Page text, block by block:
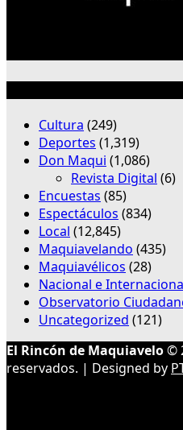
Cultura (249)
Deportes (1,319)
Don Maqui (1,086)
Revista Digital (6)
Encuestas (85)
Espectáculos (834)
Local (12,845)
Maquiavelando (435)
Maquiavélicos (28)
Nacional e
Observatorio
Uncategorized (121)
El Rincón de Maquiavelo©
reservados. | Designed by